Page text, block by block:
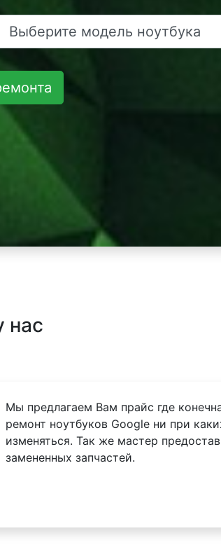
нас
Мы предлагаем Вам прайс где
ремонт ноутбуков Google ни при
изменяться. Так же мастер
замененных запчастей.